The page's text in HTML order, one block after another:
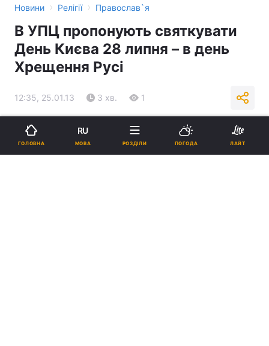
Новини › Релігії › Православ`я
В УПЦ пропонують святкувати
День Києва 28 липня – в день
Хрещення Русі
12:35, 25.01.13 3 хв. 1
Підпишіться на нас в Google
ГОЛОВНА
RU
МОВА РОЗДІЛИ ПОГОДА ЛАЙТ